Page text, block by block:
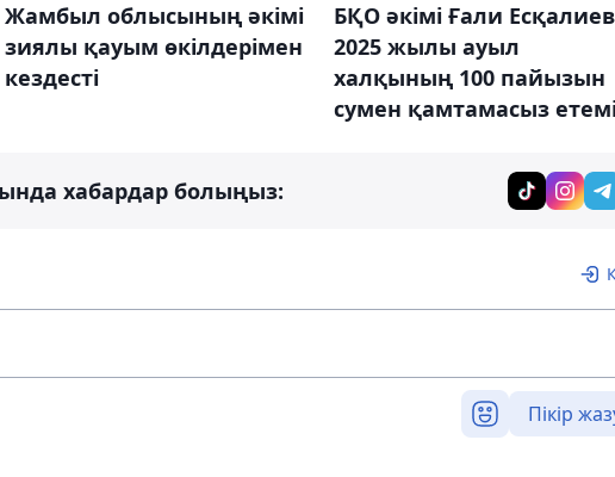
Жамбыл облысының әкімі
зиялы қауым өкілдерімен
кездесті
БҚО әкімі Ғали
2025 жылы ауыл
халқының 100 пайызын
сумен қамтамасыз
хабардар болыңыз:
Пікір